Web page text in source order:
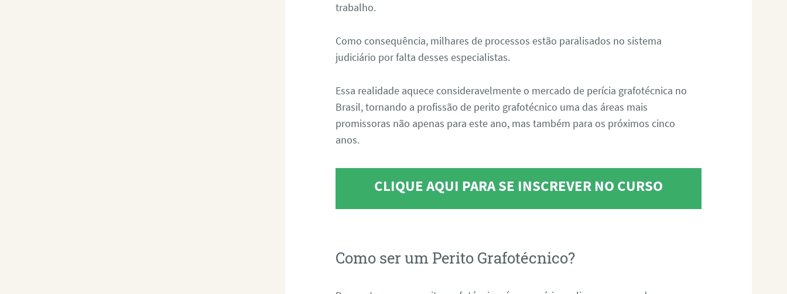
trabalho.
Como consequência, milhares de processos estão paralisados no sistema
judiciário por falta desses especialistas.
Essa realidade aquece consideravelmente o mercado de perícia grafotécnica no
Brasil, tornando a profissão de perito grafotécnico uma das áreas mais
promissoras não apenas para este ano, mas também para os próximos cinco
anos.
CLIQUE AQUI PARA SE INSCREVER NO CURSO
Como ser um Perito Grafotécnico?